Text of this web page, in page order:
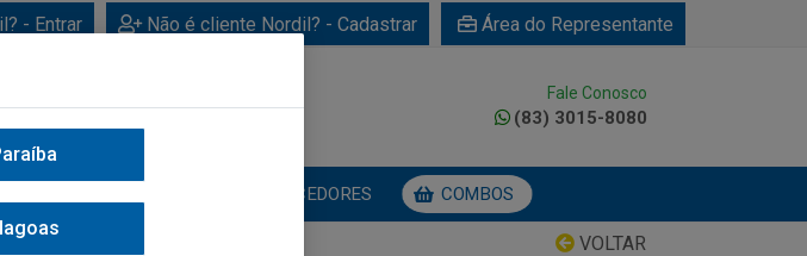
- Entrar Não é cliente Nordil? - Cadastrar Área do Representante
Fale Conosco
(83) 3015-8080
FORNECEDORES COMBOS
VOLTAR